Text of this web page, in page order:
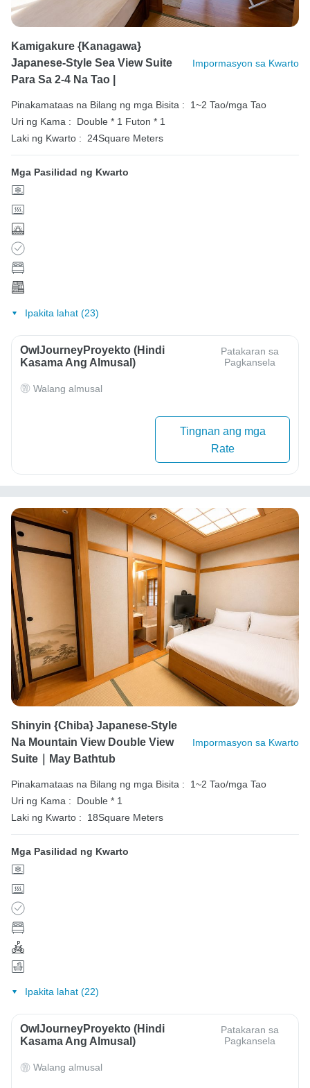
Kamigakure {Kanagawa}
Japanese-Style Sea View Suite
Para Sa 2-4 Na Tao |
Impormasyon sa Kwarto
Pinakamataas na Bilang ng mga Bisita :
1~2 Tao/mga Tao
Uri ng Kama :
Double * 1 Futon * 1
Laki ng Kwarto : 24Square Meters
Mga Pasilidad ng Kwarto
Ipakita lahat (23)
OwlJourneyProyekto (Hindi
Kasama Ang Almusal)
Patakaran sa
Pagkansela
Walang almusal
Tingnan ang mga
Rate
Shinyin {Chiba} Japanese-Style
Na Mountain View Double View
Suite｜May Bathtub
Impormasyon sa Kwarto
Pinakamataas na Bilang ng mga Bisita :
1~2 Tao/mga Tao
Uri ng Kama :
Double * 1
Laki ng Kwarto :
18Square Meters
Mga Pasilidad ng Kwarto
Ipakita lahat (22)
OwlJourneyProyekto (Hindi
Kasama Ang Almusal)
Patakaran sa
Pagkansela
Walang almusal